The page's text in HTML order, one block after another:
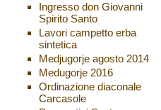
Ingresso don Giovanni
Spirito Santo
Lavori campetto erba
sintetica
Medjugorje agosto 2014
Medugorje 2016
Ordinazione diaconale
Carcasole